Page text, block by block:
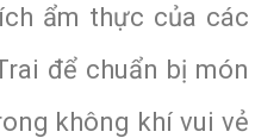
ẩm thực của các
để chuẩn bị món
không khí vui vẻ